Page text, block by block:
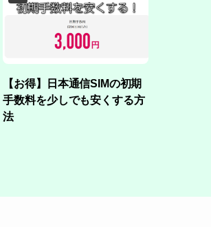
【お得】日本通信SIMの初期
手数料を少しでも安くする方
法